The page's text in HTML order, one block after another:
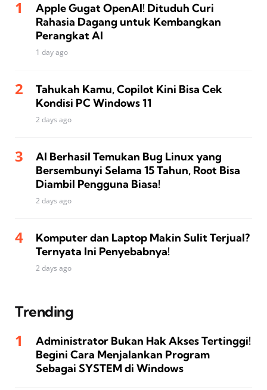
Apple Gugat OpenAI! Dituduh Curi
Rahasia Dagang untuk Kembangkan
Perangkat AI
1 day ago
Tahukah Kamu, Copilot Kini Bisa Cek
Kondisi PC Windows 11
2 days ago
AI Berhasil Temukan Bug Linux yang
Bersembunyi Selama 15 Tahun, Root Bisa
Diambil Pengguna Biasa!
2 days ago
Komputer dan Laptop Makin Sulit Terjual?
Ternyata Ini Penyebabnya!
2 days ago
Trending
Administrator Bukan Hak Akses Tertinggi!
Begini Cara Menjalankan Program
Sebagai SYSTEM di Windows